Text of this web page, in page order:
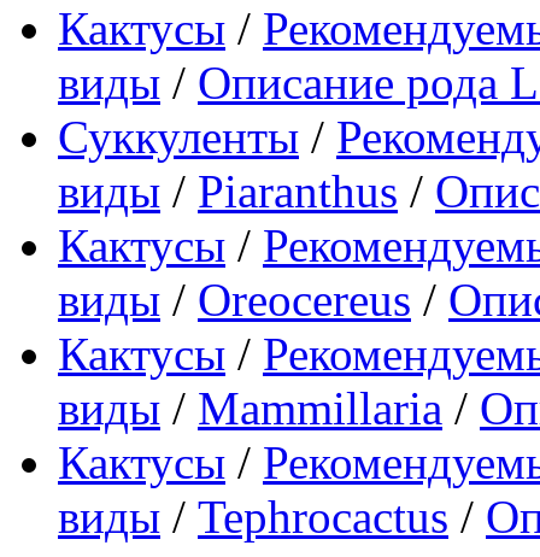
Кактусы /
виды / Описание рода
Суккуленты /
виды / Piaranthus /
Кактусы /
виды / Oreocereus /
Кактусы /
виды / Mammillaria /
Кактусы /
виды / Tephrocactus /